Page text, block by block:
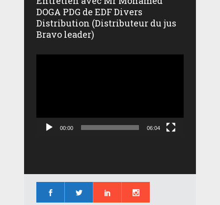
DOGA PDG de EDF Divers
Distribution (Distributeur du jus
Bravo leader)
00:00 06:04